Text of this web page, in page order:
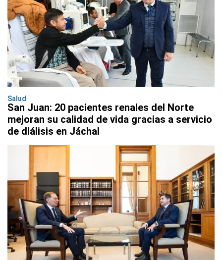
Salud
San Juan: 20 pacientes renales del Norte
mejoran su calidad de vida gracias a servicio
de diálisis en Jáchal